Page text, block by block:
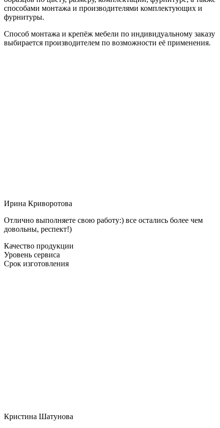
способами монтажа и производителями комплектующих и
фурнитуры.
Способ монтажа и крепёж мебели по индивидуальному заказу
выбирается производителем по возможности её применения.
Ирина Криворотова
Отлично выполняете свою работу:) все остались более чем
довольны, респект!)
Качество продукции
Уровень сервиса
Срок изготовления
Кристина Шатунова